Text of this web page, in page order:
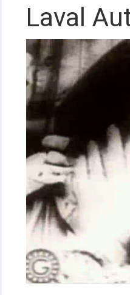
Laval